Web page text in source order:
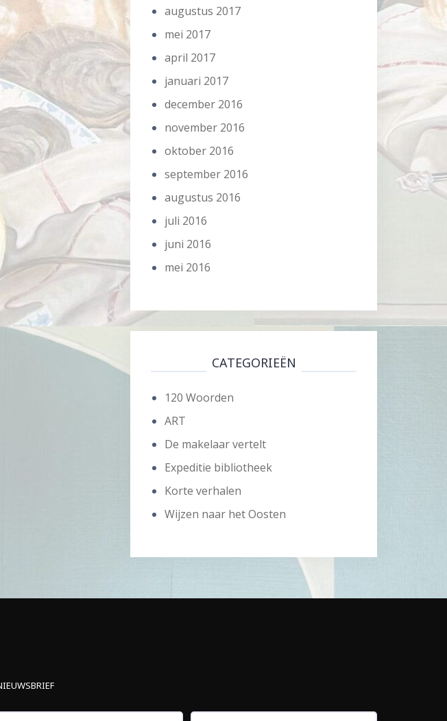
augustus 2017
mei 2017
april 2017
januari 2017
december 2016
november 2016
oktober 2016
september 2016
augustus 2016
juli 2016
juni 2016
mei 2016
CATEGORIEËN
120 Woorden
ART
De makelaar vertelt
Expeditie bibliotheek
Korte verhalen
Wijzen naar het Oosten